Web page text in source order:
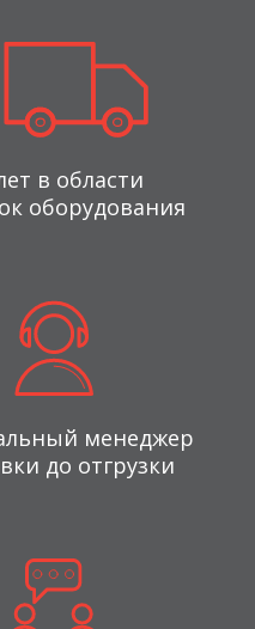
в области
оборудования
менеджер
до отгрузки